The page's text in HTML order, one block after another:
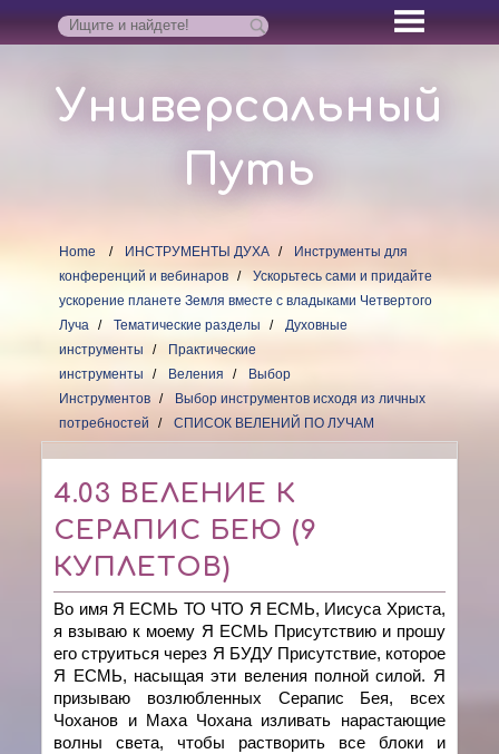
Универсальный
Путь
Home ИНСТРУМЕНТЫ ДУХА
Инструменты для
конференций и вебинаров
Ускорьтесь сами и придайте
ускорение планете Земля вместе с владыками Четвертого
Луча
Тематические разделы
Духовные
инструменты
Практические
инструменты
Веления
Выбор
Инструментов
Выбор инструментов исходя из личных
потребностей
СПИСОК ВЕЛЕНИЙ ПО ЛУЧАМ
4.03 ВЕЛЕНИЕ К
СЕРАПИС БЕЮ (9
КУПЛЕТОВ)
Во имя Я ЕСМЬ ТО ЧТО Я ЕСМЬ, Иисуса Христа,
я взываю к моему Я ЕСМЬ Присутствию и прошу
его струиться через Я БУДУ Присутствие, которое
Я ЕСМЬ, насыщая эти веления полной силой. Я
призываю возлюбленных Серапис Бея, всех
Чоханов и Маха Чохана изливать нарастающие
волны света, чтобы растворить все блоки и